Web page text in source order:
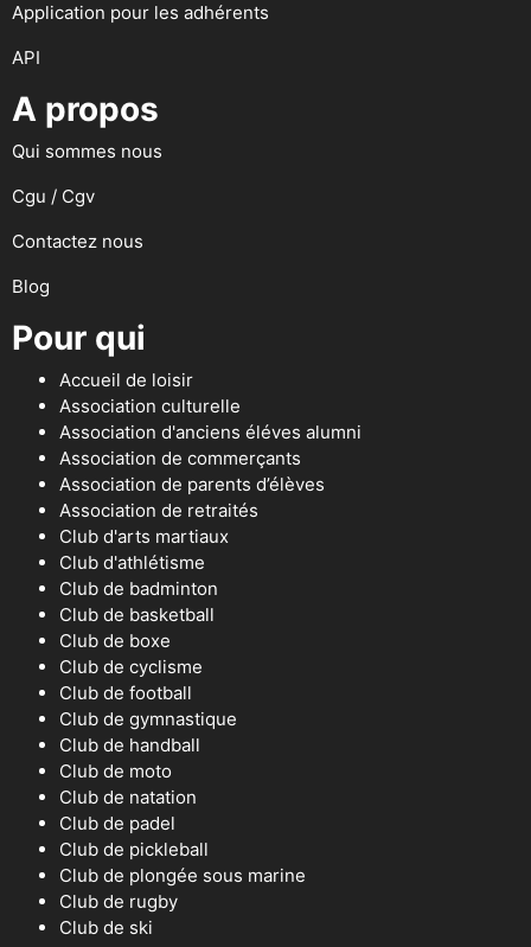
Application pour les adhérents
API
A propos
Qui sommes nous
Cgu / Cgv
Contactez nous
Blog
Pour qui
Accueil de loisir
Association culturelle
Association d'anciens éléves alumni
Association de commerçants
Association de parents d’élèves
Association de retraités
Club d'arts martiaux
Club d'athlétisme
Club de badminton
Club de basketball
Club de boxe
Club de cyclisme
Club de football
Club de gymnastique
Club de handball
Club de moto
Club de natation
Club de padel
Club de pickleball
Club de plongée sous marine
Club de rugby
Club de ski